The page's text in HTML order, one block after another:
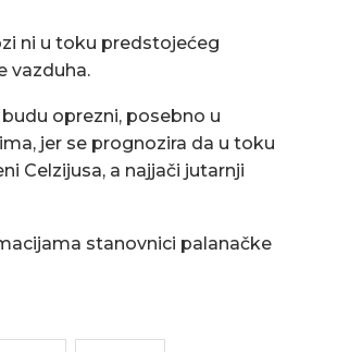
ni u toku predstojećeg
vazduha.
oprezni, posebno u
jer se prognozira da u toku
Celzijusa, a najjači jutarnji
stanovnici palanačke